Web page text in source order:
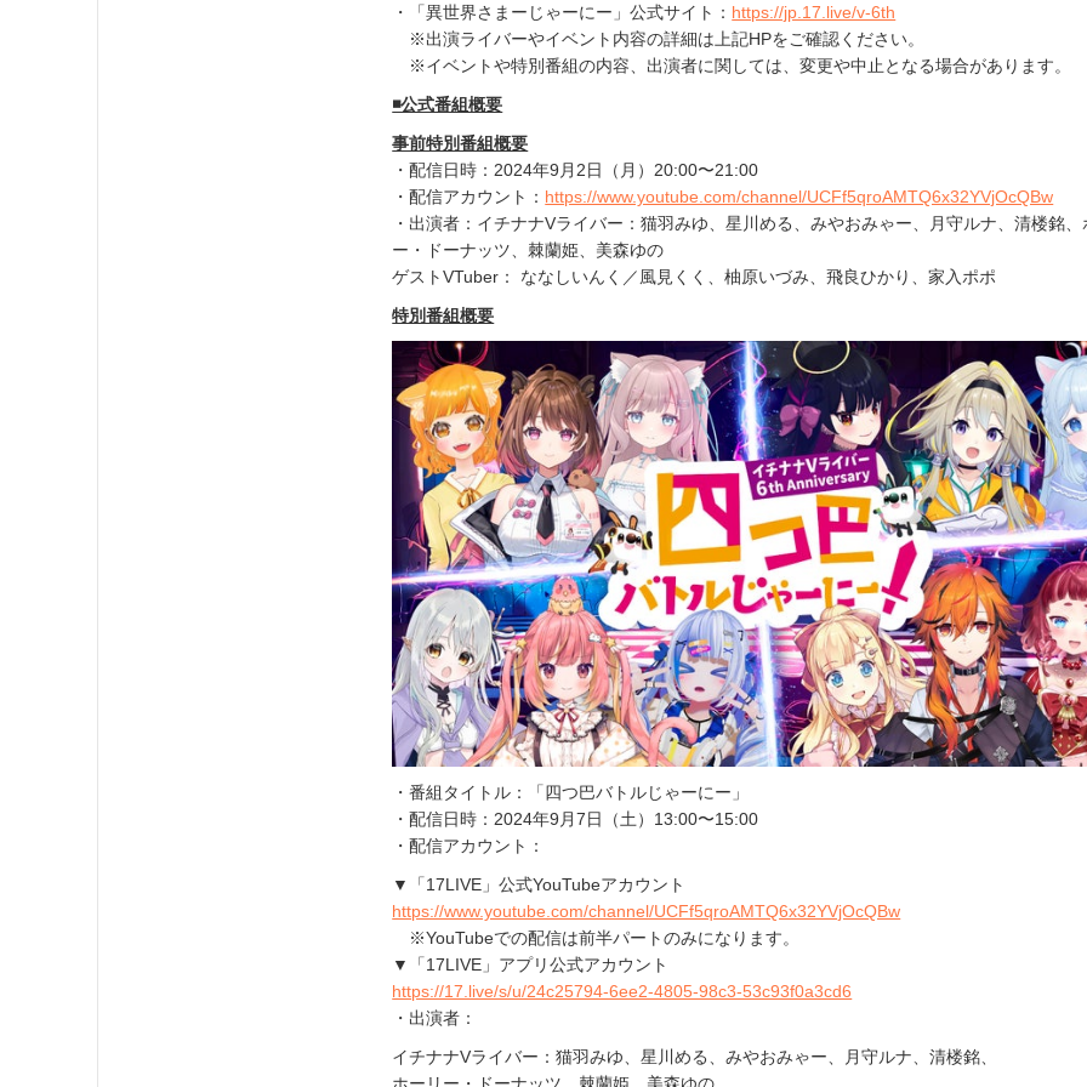
・「異世界さまーじゃーにー」公式サイト： https://jp.17.live/v-6th
※出演ライバーやイベント内容の詳細は上記HPをご確認ください。
※イベントや特別番組の内容、出演者に関しては、変更や中止となる場合があります。
◾️公式番組概要
事前特別番組概要
・配信日時：2024年9月2日（月）20:00〜21:00
・配信アカウント： https://www.youtube.com/channel/UCFf5qroAMTQ6x32YVjOcQBw
・出演者：イチナナVライバー：猫羽みゆ、星川める、みやおみゃー、月守ルナ、清楼銘、
ー・ドーナッツ、棘蘭姫、美森ゆの
ゲストVTuber： ななしいんく／風見くく、柚原いづみ、飛良ひかり、家入ポポ
特別番組概要
・番組タイトル：「四つ巴バトルじゃーにー」
・配信日時：2024年9月7日（土）13:00〜15:00
・配信アカウント：
▼「17LIVE」公式YouTubeアカウント
https://www.youtube.com/channel/UCFf5qroAMTQ6x32YVjOcQBw
※YouTubeでの配信は前半パートのみになります。
▼「17LIVE」アプリ公式アカウント
https://17.live/s/u/24c25794-6ee2-4805-98c3-53c93f0a3cd6
・出演者：
イチナナVライバー：猫羽みゆ、星川める、みやおみゃー、月守ルナ、清楼銘、